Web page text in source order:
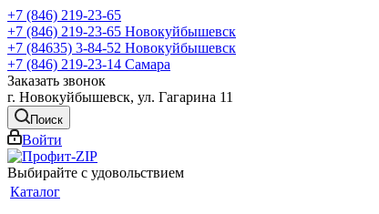
+7 (846) 219-23-65
+7 (846) 219-23-65 Новокуйбышевск
+7 (84635) 3-84-52 Новокуйбышевск
+7 (846) 219-23-14 Самара
Заказать звонок
г. Новокуйбышевск, ул. Гагарина 11
Поиск
Войти
Выбирайте с удовольствием
Каталог